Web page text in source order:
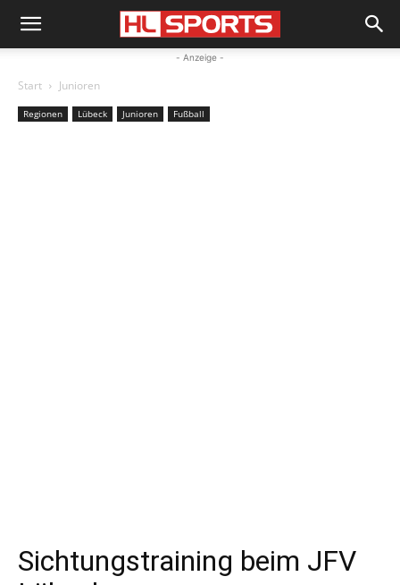
- Anzeige -
Start Junioren
Regionen Lübeck Junioren Fußball
Sichtungstraining beim JFV